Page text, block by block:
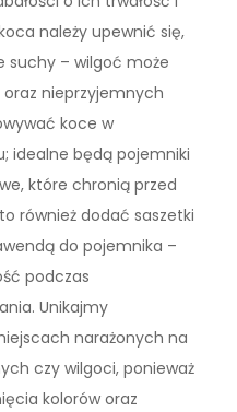
należy upewnić się,
suchy – wilgoć może
nieprzyjemnych
koce w
idealne będą pojemniki
które chronią przed
również dodać saszetki
do pojemnika –
podczas
Unikajmy
narażonych na
czy wilgoci, ponieważ
kolorów oraz